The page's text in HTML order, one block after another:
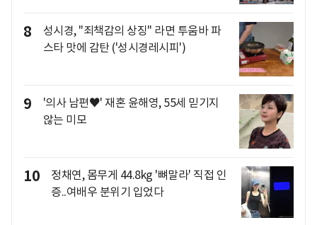
8
성시경, "죄책감의 상징" 라면 투움바 파
스타 맛에 감탄 ('성시경레시피')
9
'의사 남편♥' 재혼 윤해영, 55세 믿기지
않는 미모
10
정채연, 몸무게 44.8kg '뼈말라' 직접 인
증..여배우 분위기 입었다